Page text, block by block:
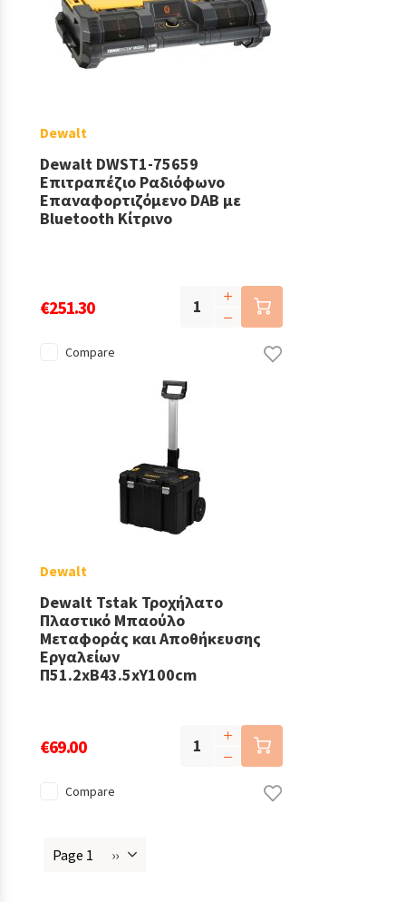
Dewalt
Dewalt DWST1-75659
Επιτραπέζιο Ραδιόφωνο
Επαναφορτιζόμενο DAB με
Bluetooth Κίτρινο
€251.30
Compare
Dewalt
Dewalt Tstak Τροχήλατο
Πλαστικό Μπαούλο
Μεταφοράς και Αποθήκευσης
Εργαλείων
Π51.2xB43.5xΥ100cm
€69.00
Compare
Page 1
Next
››